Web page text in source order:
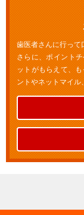
歯医者さんに行って
さらに、ポイント
ットがもらえて、
ントやネットマイル